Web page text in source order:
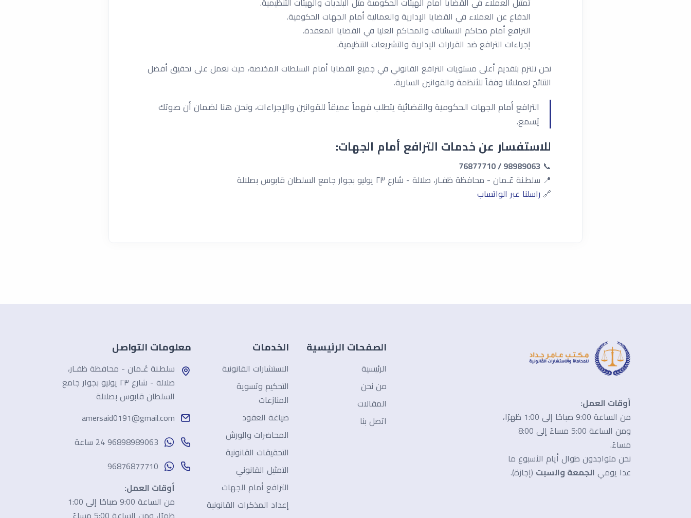
الدفاع عن العملاء في القضايا الإدارية والعمالية أمام الجهات الحكومية.
الترافع أمام محاكم الاستئناف والمحاكم العليا في القضايا المعقدة.
إجراءات الترافع ضد القرارات الإدارية والتشريعات التنظيمية.
نحن نلتزم بتقديم أعلى مستويات الترافع القانوني في جميع القضايا أمام السلطات المختصة، حيث نعمل على تحقيق أفضل
النتائج لعملائنا وفقاً للأنظمة والقوانين السارية.
الترافع أمام الجهات الحكومية والقضائية يتطلب فهماً عميقاً للقوانين والإجراءات، ونحن هنا لضمان أن صوتك
يُسمع.
للاستفسار عن خدمات الترافع أمام الجهات:
📞
98989063 / 76877710
📍 سلطـنة عُـمان - محافظة ظفـار، صلالة - شارع ٢٣ يوليو بجوار جامع السلطان قابوس بصلالة
🔗 راسلنا عبر الواتساب
أوقات العمل:
من الساعة 9:00 صباحًا إلى 1:00 ظهرًا،
ومن الساعة 5:00 مساءً إلى 8:00
مساءً.
نحن متواجدون طوال أيام الأسبوع ما
عدا يومي الجمعة والسبت (إجازة).
الصفحات الرئيسية
الرئيسية
من نحن
المقالات
اتصل بنا
الخدمات
الاستشارات القانونية
التحكيم وتسوية
المنازعات
صياغة العقود
المحاضرات والورش
التحقيقات القانونية
التمثيل القانوني
الترافع أمام الجهات
إعداد المذكرات القانونية
معلومات التواصل
سلطـنة عُـمان - محافظة ظفـار،
صلالة - شارع ٢٣ يوليو بجوار جامع
السلطان قابوس بصلالة
amersaid0191@gmail.com
96898989063 24 ساعة
96876877710
أوقات العمل:
من الساعة 9:00 صباحًا إلى 1:00